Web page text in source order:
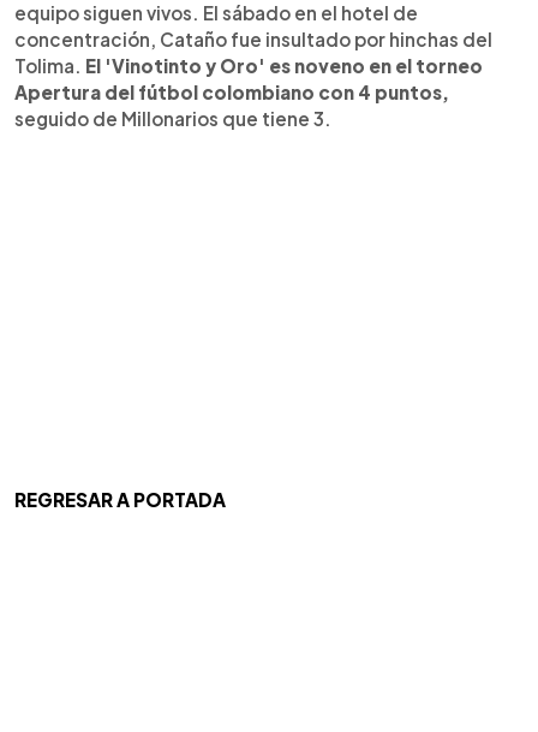
equipo siguen vivos. El sábado en el hotel de
concentración, Cataño fue insultado por hinchas del
Tolima. El 'Vinotinto y Oro' es noveno en el torneo
Apertura del fútbol colombiano con 4 puntos,
seguido de Millonarios que tiene 3.
REGRESAR A PORTADA